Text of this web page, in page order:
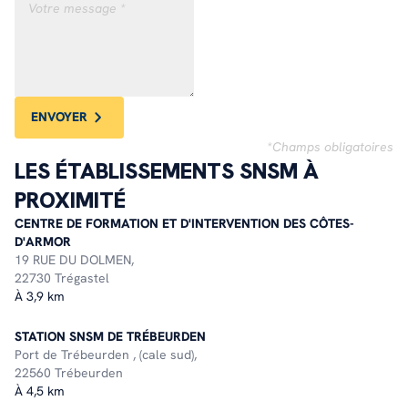
ENVOYER
*Champs obligatoires
LES ÉTABLISSEMENTS SNSM À
PROXIMITÉ
CENTRE DE FORMATION ET D'INTERVENTION DES CÔTES-
D'ARMOR
19 RUE DU DOLMEN,
22730 Trégastel
À 3,9 km
STATION SNSM DE TRÉBEURDEN
Port de Trébeurden , (cale sud),
22560 Trébeurden
À 4,5 km